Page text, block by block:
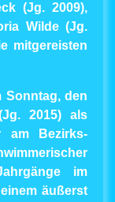
(Jg. 2009),
Wilde (Jg.
mitgereisten
Sonntag, den
2015) als
am Bezirks-
im
äußerst